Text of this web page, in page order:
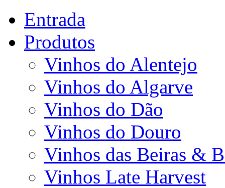
Entrada
Produtos
Vinhos do Alentejo
Vinhos do Algarve
Vinhos do Dão
Vinhos do Douro
Vinhos das Beiras &
Vinhos Late Harvest